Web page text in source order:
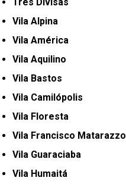
Vila Alpina
Vila América
Vila Aquilino
Vila Bastos
Vila Camilópolis
Vila Floresta
Vila Francisco Matarazzo
Vila Guaraciaba
Vila Humaitá